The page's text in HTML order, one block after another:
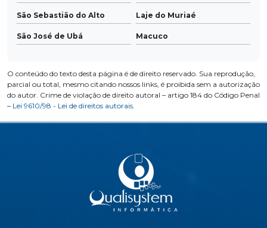
São Sebastião do Alto Laje do Muriaé
São José de Ubá Macuco
O conteúdo do texto desta página é de direito reservado. Sua reprodução,
parcial ou total, mesmo citando nossos links, é proibida sem a autorização
do autor. Crime de violação de direito autoral – artigo 184 do Código Penal
– Lei 9610/98 - Lei de direitos autorais.